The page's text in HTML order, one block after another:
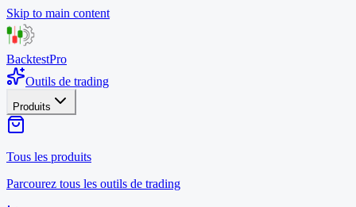
Skip to main content
BacktestPro
Outils de trading
Produits
Tous les produits
Parcourez tous les outils de trading